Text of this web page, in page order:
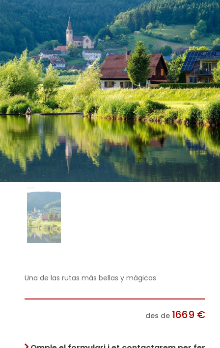
Una de las rutas más bellas y mágicas
des de 1669 €